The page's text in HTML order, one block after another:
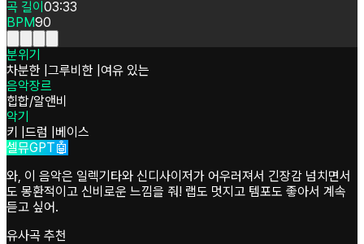
곡 길이 03:33
BPM90
분위기
차분한 그루비한 여유 있는
음악장르
힙합/알앤비
악기
키 드럼
베이스
셀뮤GPT🤖
와, 이 음악은 일렉기타와 신디사이저가 어우러져서 긴장감 넘치면서
도 몽환적이고 신비로운 느낌을 줘! 랩도 멋지고 템포도 좋아서 계속
듣고 싶어.
유사곡 추천